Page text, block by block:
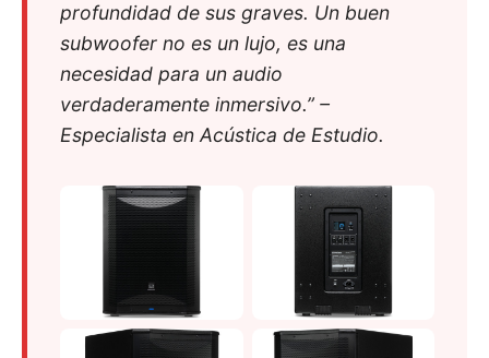
profundidad de sus graves. Un buen
subwoofer no es un lujo, es una
necesidad para un audio
verdaderamente inmersivo.” –
Especialista en Acústica de Estudio.